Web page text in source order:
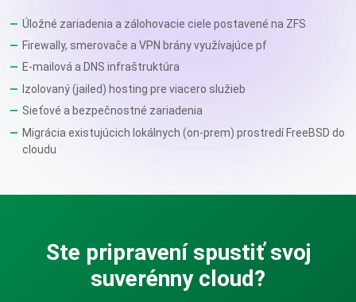
Úložné zariadenia a zálohovacie ciele postavené na ZFS
Firewally, smerovače a VPN brány využívajúce pf
E-mailová a DNS infraštruktúra
Izolovaný (jailed) hosting pre viacero služieb
Sieťové a bezpečnostné zariadenia
Migrácia existujúcich lokálnych (on-prem) prostredí FreeBSD do
cloudu
Ste pripravení spustiť svoj
suverénny cloud?